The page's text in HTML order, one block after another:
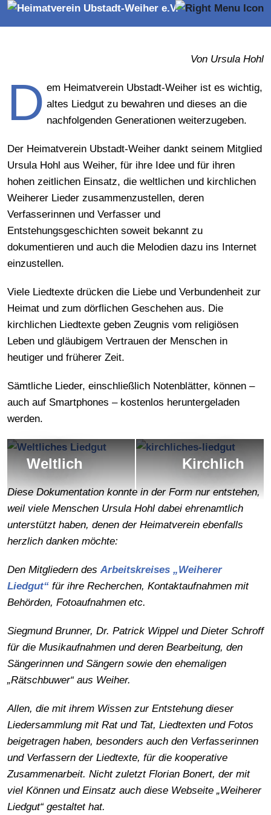
Von Ursula Hohl
D em Heimatverein Ubstadt-Weiher ist es wichtig,
altes Liedgut zu bewahren und dieses an die
nachfolgenden Generationen weiterzugeben.
Der Heimatverein Ubstadt-Weiher dankt seinem Mitglied
Ursula Hohl aus Weiher, für ihre Idee und für ihren
hohen zeitlichen Einsatz, die weltlichen und kirchlichen
Weiherer Lieder zusammenzustellen, deren
Verfasserinnen und Verfasser und
Entstehungsgeschichten soweit bekannt zu
dokumentieren und auch die Melodien dazu ins Internet
einzustellen.
Viele Liedtexte drücken die Liebe und Verbundenheit zur
Heimat und zum dörflichen Geschehen aus. Die
kirchlichen Liedtexte geben Zeugnis vom religiösen
Leben und gläubigem Vertrauen der Menschen in
heutiger und früherer Zeit.
Sämtliche Lieder, einschließlich Notenblätter, können –
auch auf Smartphones – kostenlos heruntergeladen
werden.
Weltlich Kirchlich
Diese Dokumentation konnte in der Form nur entstehen,
weil viele Menschen Ursula Hohl dabei ehrenamtlich
unterstützt haben, denen der Heimatverein ebenfalls
herzlich danken möchte:
Den Mitgliedern des Arbeitskreises „Weiherer
Liedgut“ für ihre Recherchen, Kontaktaufnahmen mit
Behörden, Fotoaufnahmen etc.
Siegmund Brunner, Dr. Patrick Wippel und Dieter Schroff
für die Musikaufnahmen und deren Bearbeitung, den
Sängerinnen und Sängern sowie den ehemaligen
„Rätschbuwer“ aus Weiher.
Allen, die mit ihrem Wissen zur Entstehung dieser
Liedersammlung mit Rat und Tat, Liedtexten und Fotos
beigetragen haben, besonders auch den Verfasserinnen
und Verfassern der Liedtexte, für die kooperative
Zusammenarbeit. Nicht zuletzt Florian Bonert, der mit
viel Können und Einsatz auch diese Webseite „Weiherer
Liedgut“ gestaltet hat.